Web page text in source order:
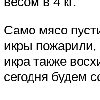
Само мясо
икры пожарили,
икра также
сегодня будем